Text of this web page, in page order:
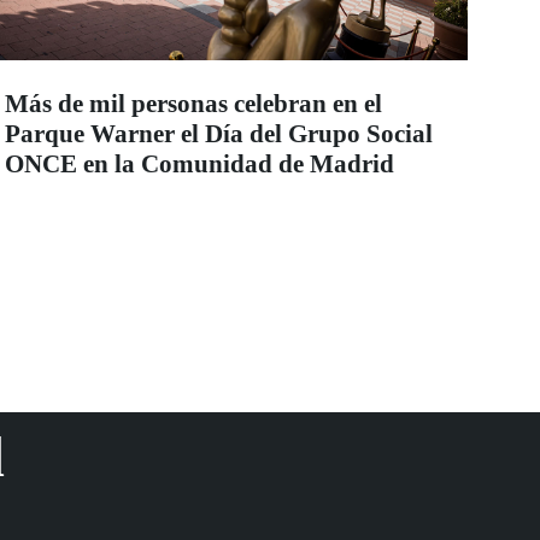
Más de mil personas celebran en el
Parque Warner el Día del Grupo Social
ONCE en la Comunidad de Madrid